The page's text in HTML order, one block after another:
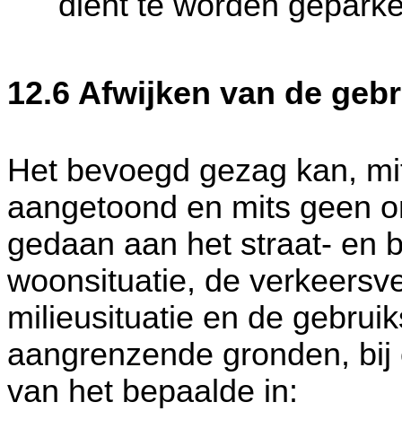
12.6 Afwijken van de
Het bevoegd gezag kan,
aangetoond en mits geen
gedaan aan het straat- en
woonsituatie, de
milieusituatie en de
aangrenzende gronden,
van het bepaalde in: